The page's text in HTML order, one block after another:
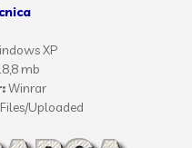
XP
mb
Winrar
Uploaded